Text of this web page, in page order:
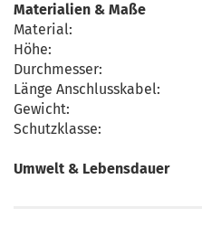
Materialien & Maße
Material:
Höhe:
Durchmesser:
Länge Anschlusskabel:
Gewicht:
Schutzklasse:
Umwelt & Lebensdauer